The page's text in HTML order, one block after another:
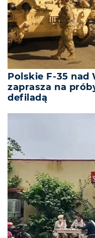
Polskie F-35 nad
zaprasza na
defiladą